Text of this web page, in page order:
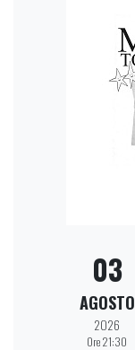
03
AGOSTO
2026
Ore 21:30